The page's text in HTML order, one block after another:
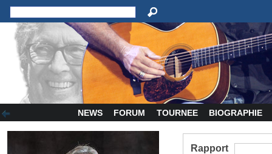
NEWS FORUM TOURNEE BIOGRAPHIE
Rapport